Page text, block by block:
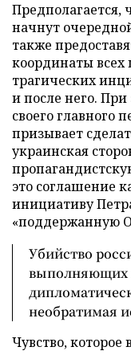
Предполагается,
начнут
также
координаты
трагических
и после него. При
своего главного
призывает
украинская
это соглашение
инициативу
«поддержанную
Убийство
выполняющих
необратимая
Чувство,